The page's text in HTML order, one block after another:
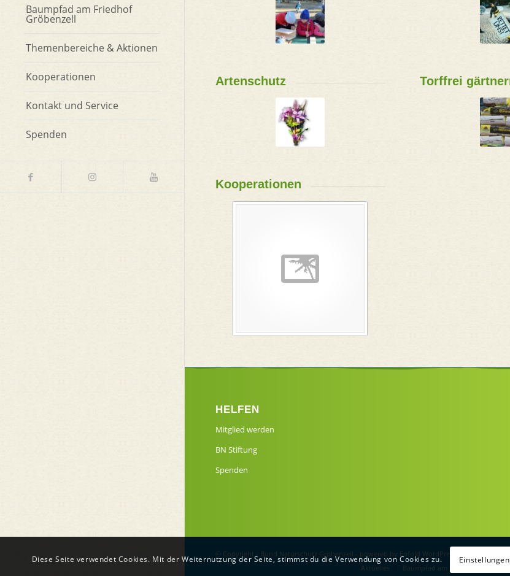
Baumpfad am Friedhof
Gröbenzell
Themenbereiche & Aktionen
Kooperationen
Kontakt und Service
Spenden
Artenschutz Torffrei
Kooperationen
HELFEN
Mitglied werden
BN Stiftung
Spenden
© Copyright - Bund Naturschutz Gröbenzell - powered by Enfold WordPress Theme
Aktuelles
Baumpfad am Friedhof Gröbenzell
Diese Seite verwendet Cookies. Mit der Weiternutzung der Seite, stimmst du die Verwendung von Cookies zu.